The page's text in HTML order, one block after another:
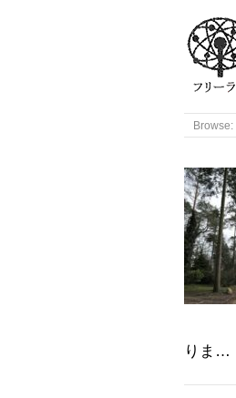
Browse:
りま…